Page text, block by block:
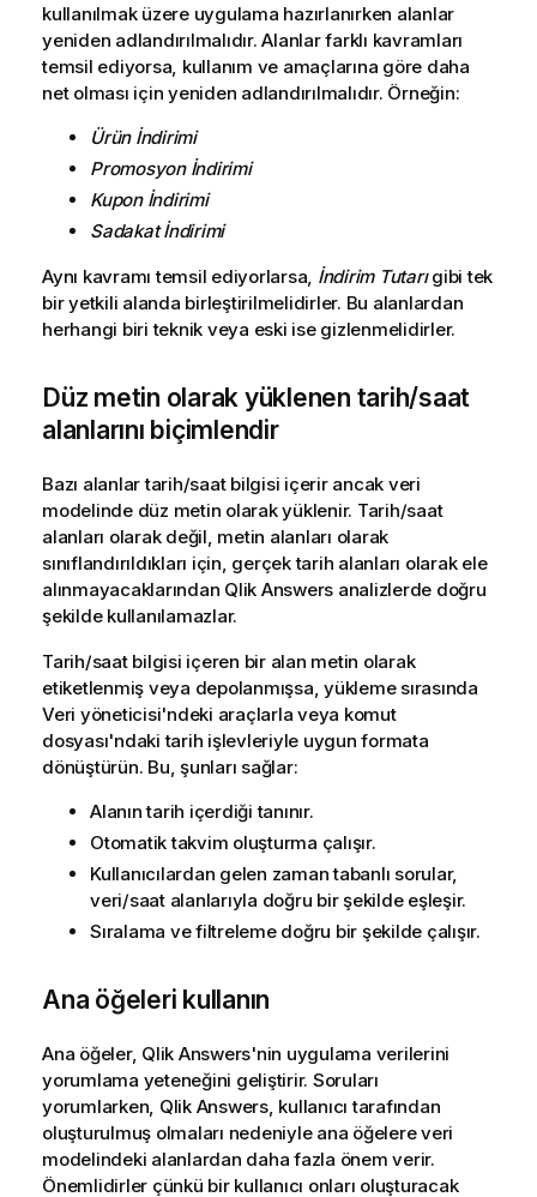
kullanılmak üzere uygulama hazırlanırken alanlar
yeniden adlandırılmalıdır. Alanlar farklı kavramları
temsil ediyorsa, kullanım ve amaçlarına göre daha
net olması için yeniden adlandırılmalıdır. Örneğin:
Ürün İndirimi
Promosyon İndirimi
Kupon İndirimi
Sadakat İndirimi
Aynı kavramı temsil ediyorlarsa, İndirim Tutarıgibi tek
bir yetkili alanda birleştirilmelidirler. Bu alanlardan
herhangi biri teknik veya eski ise gizlenmelidirler.
Düz metin olarak yüklenen tarih/saat
alanlarını biçimlendir
Bazı alanlar tarih/saat bilgisi içerir ancak veri
modelinde düz metin olarak yüklenir. Tarih/saat
alanları olarak değil, metin alanları olarak
sınıflandırıldıkları için, gerçek tarih alanları olarak ele
alınmayacaklarından Qlik Answers analizlerde doğru
şekilde kullanılamazlar.
Tarih/saat bilgisi içeren bir alan metin olarak
etiketlenmiş veya depolanmışsa, yükleme sırasında
Veri yöneticisi'ndeki araçlarla veya komut
dosyası'ndaki tarih işlevleriyle uygun formata
dönüştürün. Bu, şunları sağlar:
Alanın tarih içerdiği tanınır.
Otomatik takvim oluşturma çalışır.
Kullanıcılardan gelen zaman tabanlı sorular,
veri/saat alanlarıyla doğru bir şekilde eşleşir.
Sıralama ve filtreleme doğru bir şekilde çalışır.
Ana öğeleri kullanın
Ana öğeler, Qlik Answers'nin uygulama verilerini
yorumlama yeteneğini geliştirir. Soruları
yorumlarken, Qlik Answers, kullanıcı tarafından
oluşturulmuş olmaları nedeniyle ana öğelere veri
modelindeki alanlardan daha fazla önem verir.
Önemlidirler çünkü bir kullanıcı onları oluşturacak